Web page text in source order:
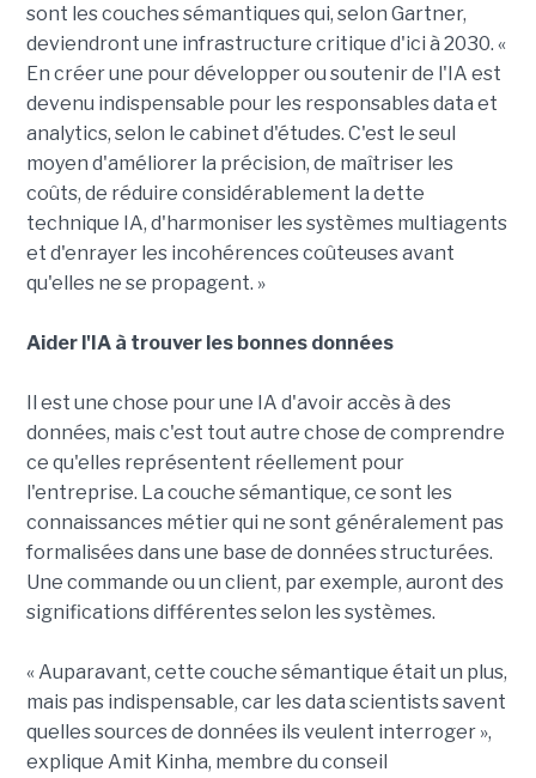
sont les couches sémantiques qui, selon Gartner,
deviendront une infrastructure critique d'ici à 2030. «
En créer une pour développer ou soutenir de l'IA est
devenu indispensable pour les responsables data et
analytics, selon le cabinet d'études. C'est le seul
moyen d'améliorer la précision, de maîtriser les
coûts, de réduire considérablement la dette
technique IA, d'harmoniser les systèmes multiagents
et d'enrayer les incohérences coûteuses avant
qu'elles ne se propagent. »
Aider l'IA à trouver les bonnes données
Il est une chose pour une IA d'avoir accès à des
données, mais c'est tout autre chose de comprendre
ce qu'elles représentent réellement pour
l'entreprise. La couche sémantique, ce sont les
connaissances métier qui ne sont généralement pas
formalisées dans une base de données structurées.
Une commande ou un client, par exemple, auront des
significations différentes selon les systèmes.
« Auparavant, cette couche sémantique était un plus,
mais pas indispensable, car les data scientists savent
quelles sources de données ils veulent interroger »,
explique Amit Kinha, membre du conseil